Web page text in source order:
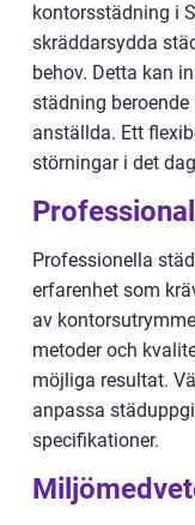
kontorsstädning i
skräddarsydda
behov. Detta kan
städning
anställda. Ett
störningar i det
Professionella
erfarenhet som
av
metoder och
möjliga resultat.
anpassa
specifikationer.